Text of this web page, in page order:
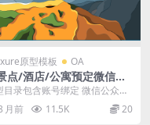
原型模板 OA
景点/酒店/公寓预定微信
产品原型axure产品经理
目录包含账号绑定 微信公众号
授权 登录 注册新用户 服务协
记密码...
月前 11.5K 20